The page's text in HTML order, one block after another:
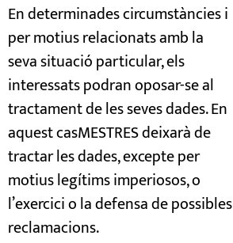
En determinades circumstàncies i
per motius relacionats amb la
seva situació particular, els
interessats podran oposar-se al
tractament de les seves dades. En
aquest casMESTRES deixarà de
tractar les dades, excepte per
motius legítims imperiosos, o
l’exercici o la defensa de possibles
reclamacions.